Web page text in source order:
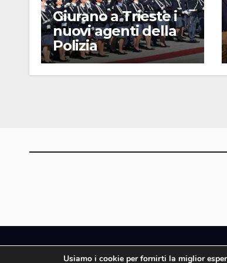
Giurano a Trieste i
nuovi agenti della
Polizia
Usiamo i cookie per fornirti la miglior